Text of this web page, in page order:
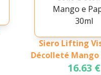
Siero Lifting
Décolleté Mango
30ml
16.63 €